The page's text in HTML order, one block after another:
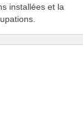
installées et la